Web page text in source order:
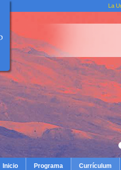
La
Inicio Programa Currículum